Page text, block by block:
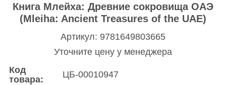
Книга Млейха: Древние сокровища ОАЭ
(Mleiha: Ancient Treasures of the UAE)
Артикул: 9781649803665
Уточните цену у менеджера
Код
товара:
ЦБ-00010947